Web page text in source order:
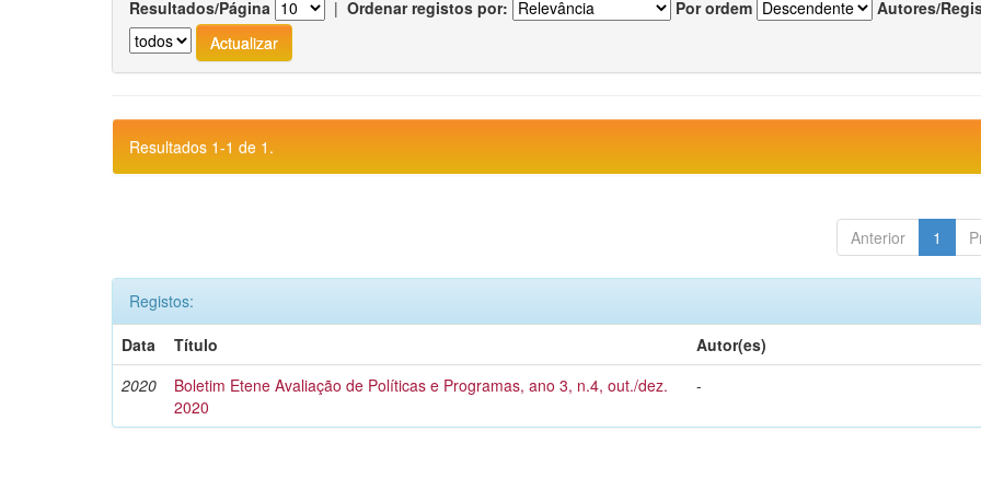
Resultados/Página | Ordenar registos por: Por ordem Autores/
Resultados 1-1 de 1.
Anterior 1
Registos:
Data
Título
Autor(es)
2020
Boletim Etene Avaliação de Políticas e Programas, ano 3, n.4, out./dez.
2020
-